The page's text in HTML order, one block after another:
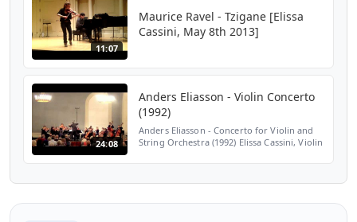
11:07
Maurice Ravel - Tzigane [Elissa
Cassini, May 8th 2013]
24:08
Anders Eliasson - Violin Concerto
(1992)
Anders Eliasson - Concerto for Violin and
String Orchestra (1992) Elissa Cassini, Violin